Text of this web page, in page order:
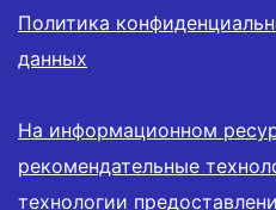
Политика
данных
На информационном
рекомендательные
технологии